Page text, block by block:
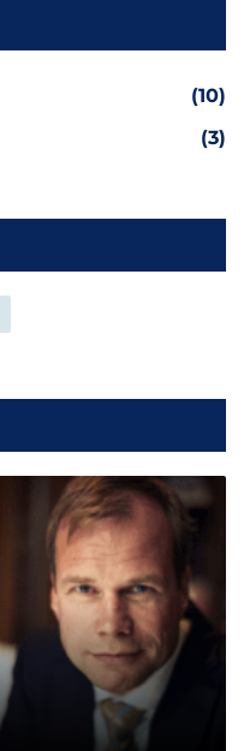
(10)
(3)